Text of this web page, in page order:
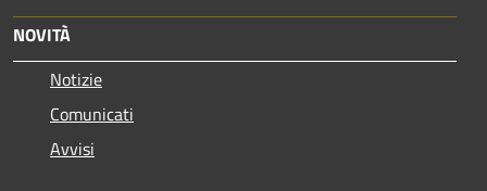
NOVITÀ
Notizie
Comunicati
Avvisi